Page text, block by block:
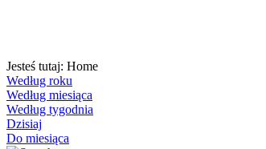
Jesteś tutaj: Home
Według roku
Według miesiąca
Według tygodnia
Dzisiaj
Do miesiąca